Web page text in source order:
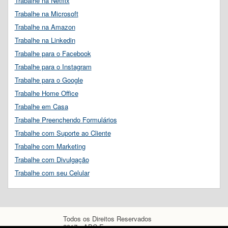
Trabalhe na Microsoft
Trabalhe na Amazon
Trabalhe na Linkedin
Trabalhe para o Facebook
Trabalhe para o Instagram
Trabalhe para o Google
Trabalhe Home Office
Trabalhe em Casa
Trabalhe Preenchendo Formulários
Trabalhe com Suporte ao Cliente
Trabalhe com Marketing
Trabalhe com Divulgação
Trabalhe com seu Celular
Todos os Direitos Reservados